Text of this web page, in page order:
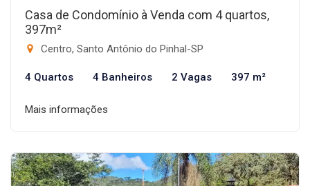
Casa de Condomínio à Venda com 4 quartos,
397m²
Centro, Santo Antônio do Pinhal-SP
4 Quartos 4 Banheiros 2 Vagas 397 m²
Mais informações